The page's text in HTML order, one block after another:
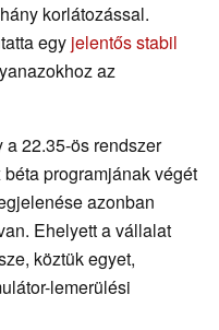
korlátozással.
egy jelentős stabil
az
a 22.35-ös rendszer
programjának végét
azonban
Ehelyett a vállalat
köztük egyet,
lemerülési